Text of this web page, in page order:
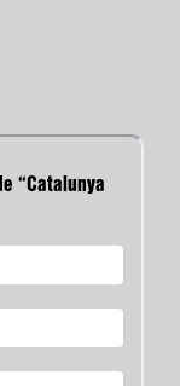
“Catalunya